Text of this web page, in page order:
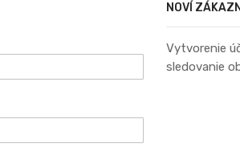
NOVÍ
Vytvorenie
sledovanie